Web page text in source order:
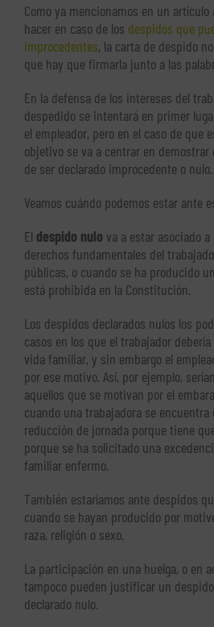
Como ya mencionamos en un
hacer en caso de los despidos que
improcedentes, la carta de despido
que hay que firmarla junto a las
En la defensa de los intereses del
despedido se intentará en primer
el empleador, pero en el caso de que
objetivo se va a centrar en demostrar
de ser declarado improcedente o nulo.
Veamos cuándo podemos estar ante
El despido nulo va a estar asociado
derechos fundamentales del
públicas, o cuando se ha producido
está prohibida en la Constitución.
Los despidos declarados nulos los
casos en los que el trabajador
vida familiar, y sin embargo el
por ese motivo. Así, por ejemplo,
aquellos que se motivan por el
cuando una trabajadora se
reducción de jornada porque tiene
porque se ha solicitado una
familiar enfermo.
También estaríamos ante despidos
cuando se hayan producido por
raza, religión o sexo.
La participación en una huelga, o en
tampoco pueden justificar un
declarado nulo.